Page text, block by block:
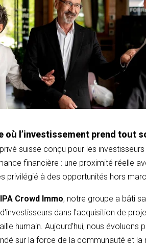
où l’investissement prend tout
suisse conçu pour les
financière : une proximité réelle
privilégié à des opportunités hors
Crowd Immo, notre groupe a bâti
dans l'acquisition de
humain. Aujourd’hui, nous évoluons
sur la force de la communauté et la